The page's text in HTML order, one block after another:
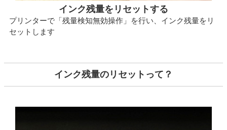
インク残量をリセットする
プリンターで「残量検知無効操作」を行い、インク残量をリ
セットします
インク残量のリセットって？